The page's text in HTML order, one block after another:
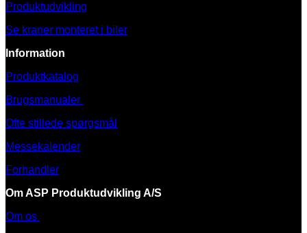
Produktudvikling
Se kraner monteret i biler
Information
Produktkatalog
Brugsmanualer
Ofte stillede spørgsmål
Messekalender
Forhandler
Om ASP Produktudvikling A/S
Om os